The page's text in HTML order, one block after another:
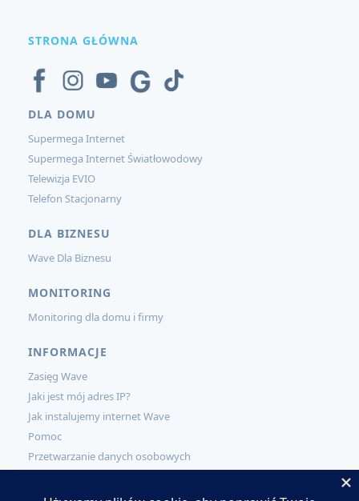
STRONA GŁÓWNA
DLA DOMU
Supermega Internet
Supermega Internet Światłowodowy
Telewizja EVIO
Telefon Stacjonarny
DLA BIZNESU
Wave Dla Biznesu
MONITORING
Monitoring dla domu i firmy
INFORMACJE
Zasięg Wave
Jaki jest mój adres IP?
Jak instalujemy internet Wave
Pomoc
Przetwarzanie danych osobowych